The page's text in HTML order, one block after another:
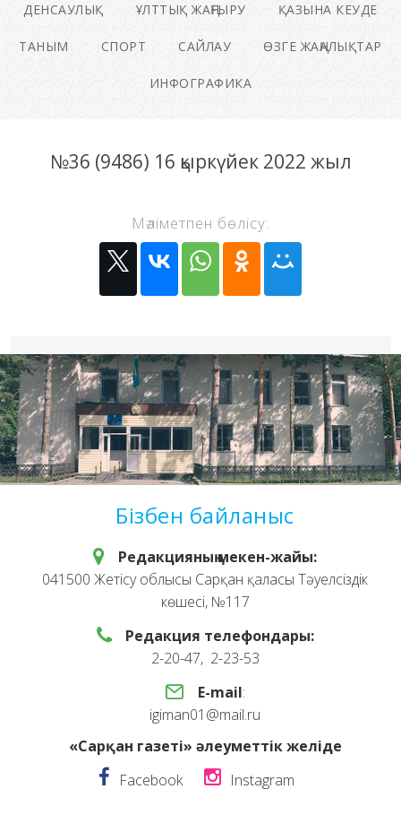
ДЕНСАУЛЫҚ ҰЛТТЫҚ ЖАҢҒЫРУ ҚАЗЫНА КЕУДЕ
ТАНЫМ СПОРТ САЙЛАУ ӨЗГЕ ЖАҢАЛЫҚТАР
ИНФОГРАФИКА
№36 (9486) 16 қыркүйек 2022 жыл
Мәліметпен бөлісу:
Бізбен байланыс
Редакцияның мекен-жайы:
041500 Жетісу облысы Сарқан қаласы Тәуелсіздік
көшесі, №117
Редакция телефондары:
2-20-47, 2-23-53
E-mail:
igiman01@mail.ru
«Сарқан газеті» әлеуметтік желіде
Facebook
Instagram